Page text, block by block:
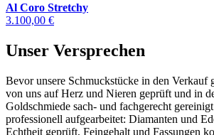
Al Coro Stretchy
3.100,00 €
Unser Versprechen
Bevor unsere Schmuckstücke in den Verkauf
von uns auf Herz und Nieren geprüft und in
Goldschmiede sach- und fachgerecht
professionell aufgearbeitet: Diamanten und
Echtheit geprüft, Feingehalt und Fassungen